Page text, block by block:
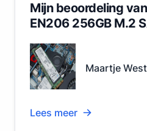
Mijn beoordeling
EN206 256GB M.2
Maartje
Lees meer